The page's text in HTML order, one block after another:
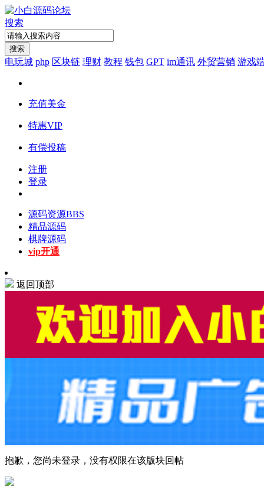
搜索
搜索
电玩城 php 区块链 理财 教程 钱包 GPT im通讯 外贸营销 游戏
充值美金
特惠VIP
有偿投稿
注册
登录
源码资源BBS
精品源码
棋牌源码
vip开通
返回顶部
抱歉，您尚未登录，没有权限在该版块回帖